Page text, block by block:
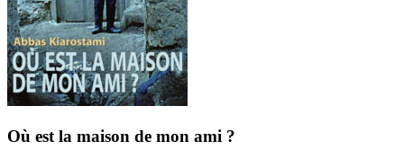
Où est la maison de mon ami ?